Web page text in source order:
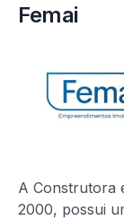
Femai
A Construtora
2000, possui